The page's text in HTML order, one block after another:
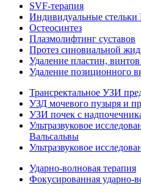
SVF-терапия
Индивидуальные стельки
Остеосинтез
Плазмолифтинг суставов
Протез синовиальной
Удаление пластин,
Удаление позиционного
Трансректальное УЗИ
УЗД мочевого пузыря и
УЗИ почек с
Ультразвуковое
Вальсальвы
Ультразвуковое
Ударно-волновая терапия
Фокусированная ударно-